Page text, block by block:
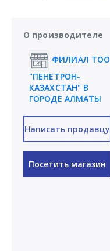
О производителе
ФИЛИАЛ ТОО
"ПЕНЕТРОН-
КАЗАХСТАН" В
ГОРОДЕ АЛМАТЫ
Написать продавцу
Посетить магазин